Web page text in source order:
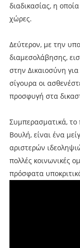
διαδικασίας, η
χώρες.
Δεύτερον, με την
διαμεσολάβησης,
στην Δικαιοσύνη
σίγουρα οι
προσφυγή στα
Συμπερασματικά,
Βουλή, είναι ένα
αριστερών
πολλές κοινωνικές
πρόσφατα